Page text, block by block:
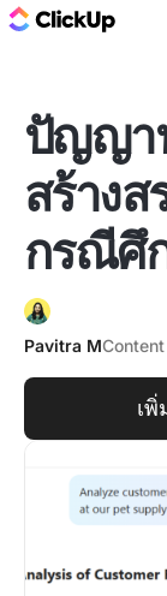
ปัญญา
สร้าง
กรณีศึ
Pavitra M
เ